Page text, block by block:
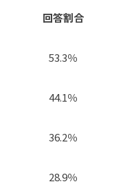
回答割合
53.3％
44.1％
36.2％
28.9％